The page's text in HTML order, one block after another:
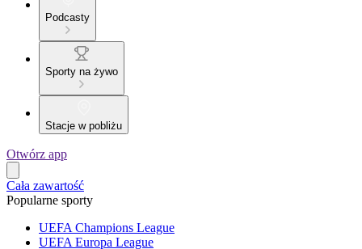
Podcasty
Sporty na żywo
Stacje w pobliżu
Otwórz app
Cała zawartość
Popularne sporty
UEFA Champions League
UEFA Europa League